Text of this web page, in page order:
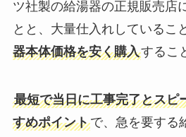
ツ社製の給湯器の正規販売店
とと、大量仕入れしているこ
器本体価格を安く購入するこ
最短で当日に工事完了とスピ
すめポイントで、急を要する